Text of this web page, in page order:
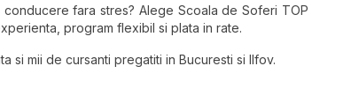
fara stres? Alege Scoala de Soferi TOP
program flexibil si plata in rate.
si mii de cursanti pregatiti in Bucuresti si Ilfov.